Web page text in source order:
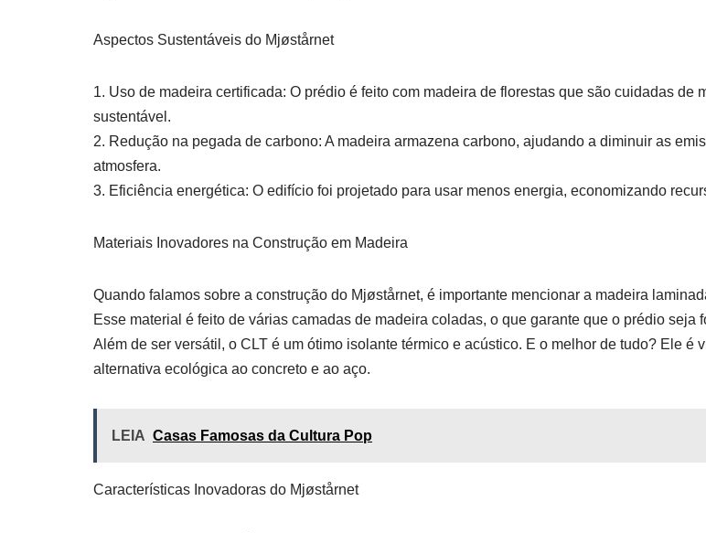
Aspectos Sustentáveis do Mjøstårnet
1. Uso de madeira certificada: O prédio é feito com madeira de florestas que são cuidadas de
sustentável.
2. Redução na pegada de carbono: A madeira armazena carbono, ajudando a diminuir as
atmosfera.
3. Eficiência energética: O edifício foi projetado para usar menos energia, economizando
Materiais Inovadores na Construção em Madeira
Quando falamos sobre a construção do Mjøstårnet, é importante mencionar a madeira
Esse material é feito de várias camadas de madeira coladas, o que garante que o prédio seja
Além de ser versátil, o CLT é um ótimo isolante térmico e acústico. E o melhor de tudo? Ele é
alternativa ecológica ao concreto e ao aço.
LEIA Casas Famosas da Cultura Pop
Características Inovadoras do Mjøstårnet